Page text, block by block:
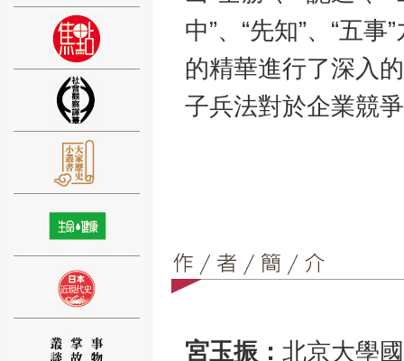
中”、“先知”、“五
的精華進行了深入
子兵法對於企業競
宮玉振： 北京大學